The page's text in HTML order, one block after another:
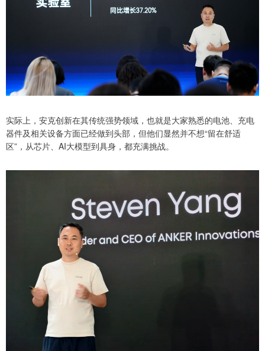
实际上，安克创新在其传统强势领域，也就是大家熟悉的电池、充电
器件及相关设备方面已经做到头部，但他们显然并不想“留在舒适
区”，从芯片、AI大模型到具身，都充满挑战。